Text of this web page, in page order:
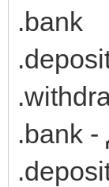
.bank
.bank -